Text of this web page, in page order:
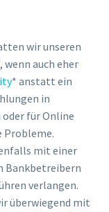
wir unseren
auch eher
* anstatt ein
in
für Online
Probleme.
mit einer
Bankbetreibern
verlangen.
überwiegend mit